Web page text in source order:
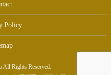
Policy
Rights Reserved.